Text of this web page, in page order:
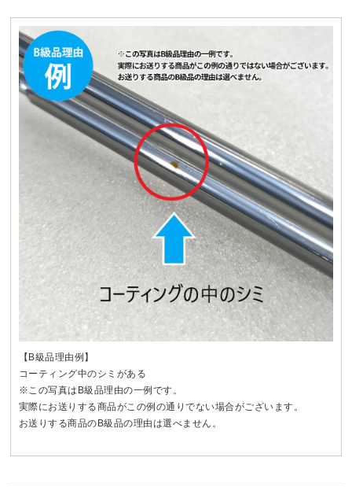
【B級品理由例】
コーティング中のシミがある
※この写真はB級品理由の一例です。
実際にお送りする商品がこの例の通りでない場合がございます。
お送りする商品のB級品の理由は選べません。